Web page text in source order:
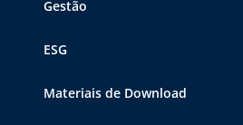
Gestão
ESG
Materiais de Download